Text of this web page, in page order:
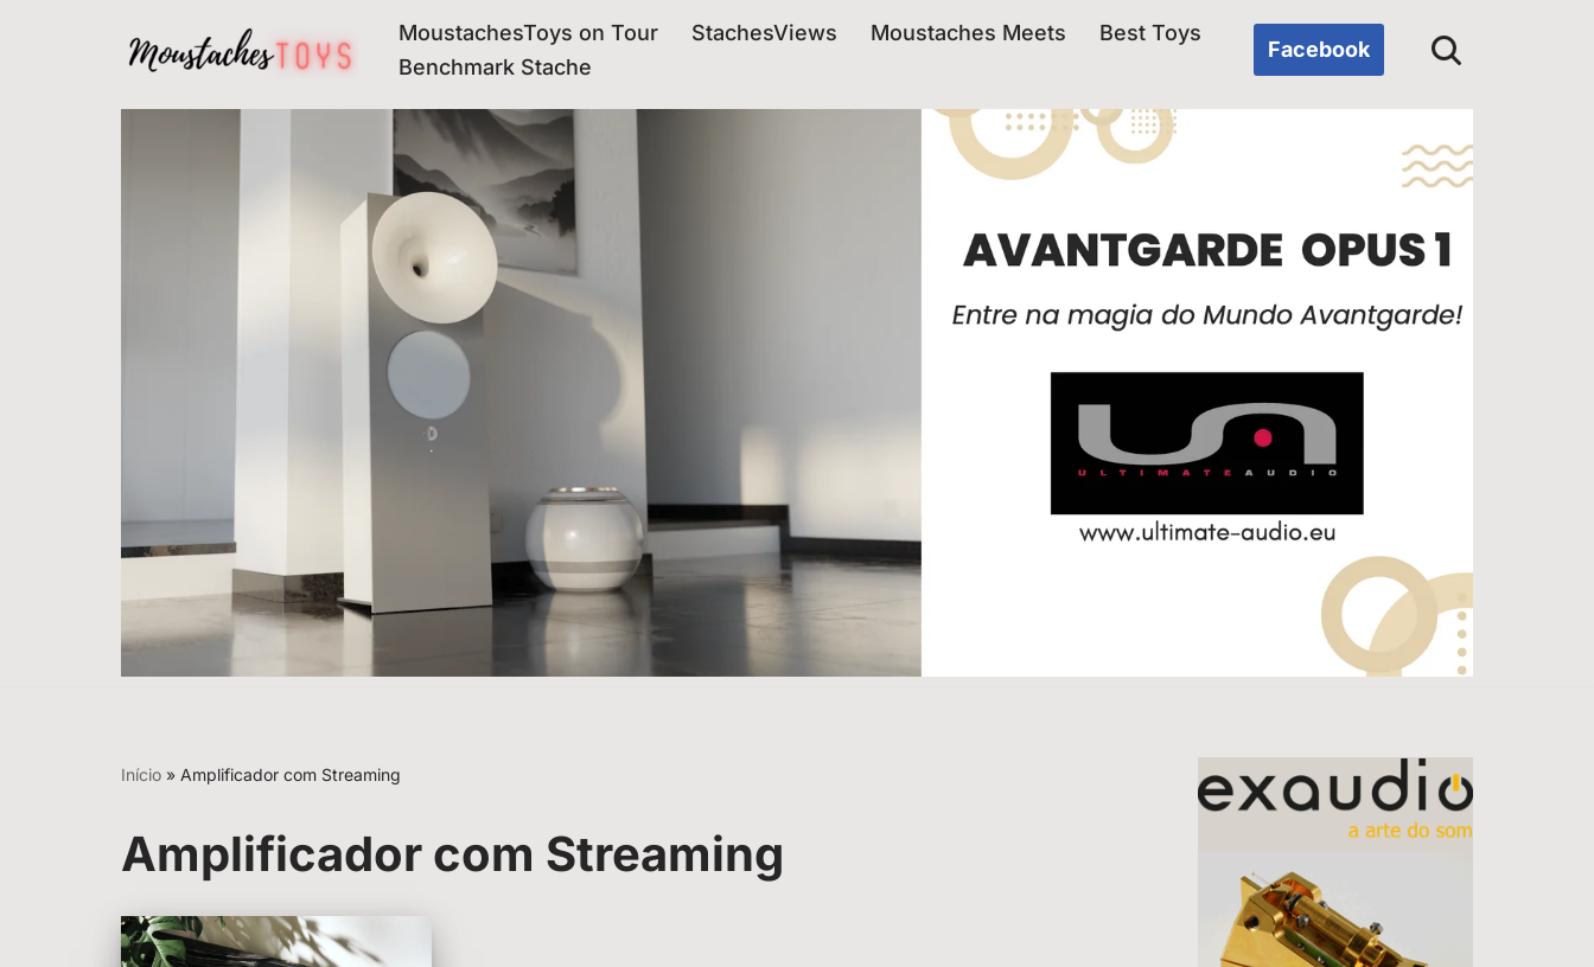
MoustachesToys on Tour StachesViews Moustaches Meets
Best Toys
Benchmark Stache
Facebook
Início » Amplificador com Streaming
Amplificador com Streaming